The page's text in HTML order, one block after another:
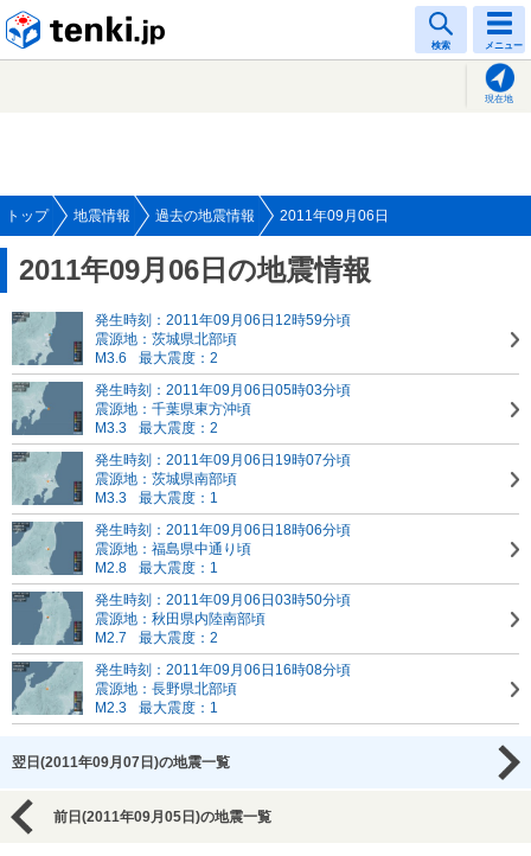
検索 メニュー
現在地
トップ 地震情報 過去の地震情報 2011年09月06日
2011年09月06日の地震情報
発生時刻：2011年09月06日12時59分頃
震源地：茨城県北部頃
M3.6
最大震度：2
発生時刻：2011年09月06日05時03分頃
震源地：千葉県東方沖頃
M3.3
最大震度：2
発生時刻：2011年09月06日19時07分頃
震源地：茨城県南部頃
M3.3
最大震度：1
発生時刻：2011年09月06日18時06分頃
震源地：福島県中通り頃
M2.8
最大震度：1
発生時刻：2011年09月06日03時50分頃
震源地：秋田県内陸南部頃
M2.7
最大震度：2
発生時刻：2011年09月06日16時08分頃
震源地：長野県北部頃
M2.3
最大震度：1
翌日(2011年09月07日)の地震一覧
前日(2011年09月05日)の地震一覧